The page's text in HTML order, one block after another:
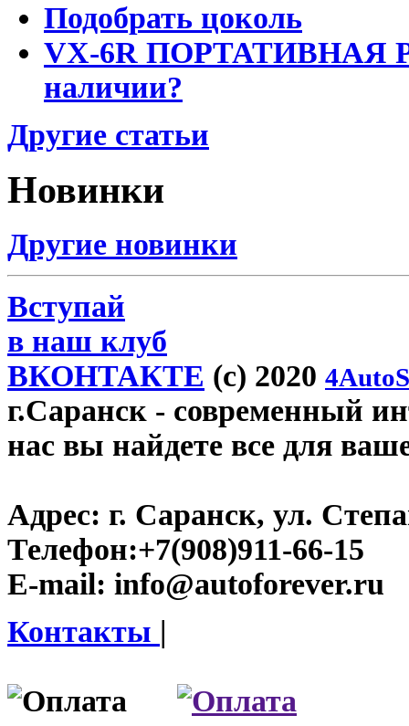
Подобрать цоколь
VX-6R ПОРТАТИВНАЯ
наличии?
Другие статьи
Новинки
Другие новинки
Вступай
в наш клуб
ВКОНТАКТЕ (c) 2020
г.Саранск - современный
нас вы найдете все для
Адрес: г. Саранск, ул.
Телефон:+7(908)911-66-15
E-mail: info@autoforever.ru
Контакты |